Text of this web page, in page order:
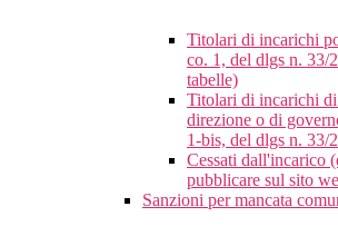
Titolari di incarichi
co. 1, del dlgs n. 33/
tabelle)
Titolari di incarichi
direzione o di
1-bis, del dlgs n. 33/
Cessati dall'incarico
pubblicare sul sito
Sanzioni per mancata